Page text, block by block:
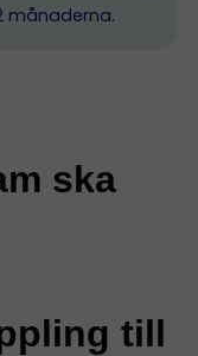
månaderna.
ska
till